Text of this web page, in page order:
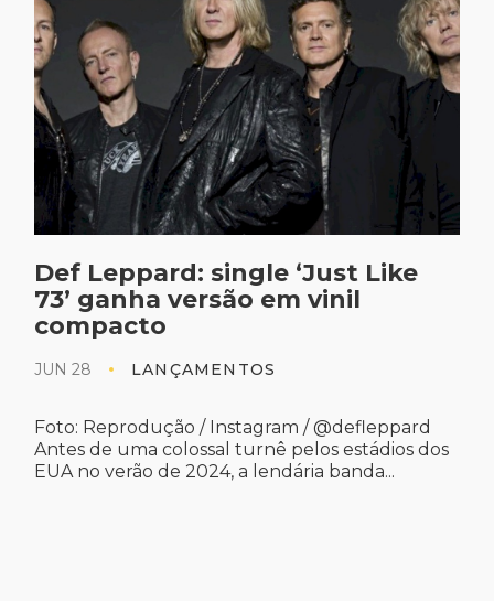
Def Leppard: single ‘Just Like
73’ ganha versão em vinil
compacto
JUN 28 LANÇAMENTOS
Foto: Reprodução / Instagram / @defleppard
Antes de uma colossal turnê pelos estádios dos
EUA no verão de 2024, a lendária banda...